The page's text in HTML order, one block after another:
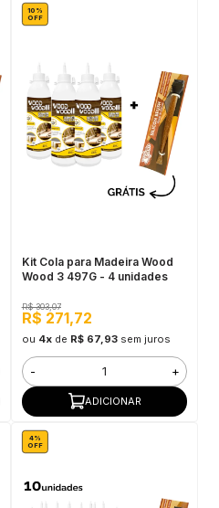
10%
OFF
Kit Cola para Madeira Wood
Wood 3 497G - 4 unidades
R$ 303,07
R$ 271,72
ou 4xde R$ 67,93 sem juros
- +
ADICIONAR
4%
OFF